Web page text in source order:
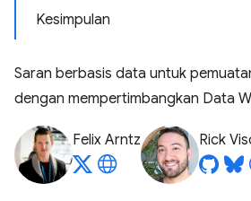
Kesimpulan
Saran berbasis data untuk
dengan mempertimbangkan Data
Felix Arntz Rick